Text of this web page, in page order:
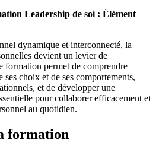
Leadership de soi : Élément
dynamique et interconnecté, la
devient un levier de
formation permet de comprendre
ses choix et de ses comportements,
et de développer une
pour collaborer efficacement et
au quotidien.
formation